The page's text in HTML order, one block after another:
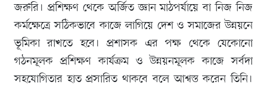
জরুরি। প্রশিক্ষণ থেকে অর্জিত জ্ঞান মাঠপর্যায়ে বা নিজ নিজ
কর্মক্ষেত্রে সঠিকভাবে কাজে লাগিয়ে দেশ ও সমাজের উন্নয়নে
ভূমিকা রাখতে হবে। প্রশাসক এর পক্ষ থেকে যেকোনো
গঠনমূলক প্রশিক্ষণ কার্যক্রম ও উন্নয়নমূলক কাজে সর্বদা
সহযোগিতার হাত প্রসারিত থাকবে বলে আশ্বস্ত করেন তিনি।